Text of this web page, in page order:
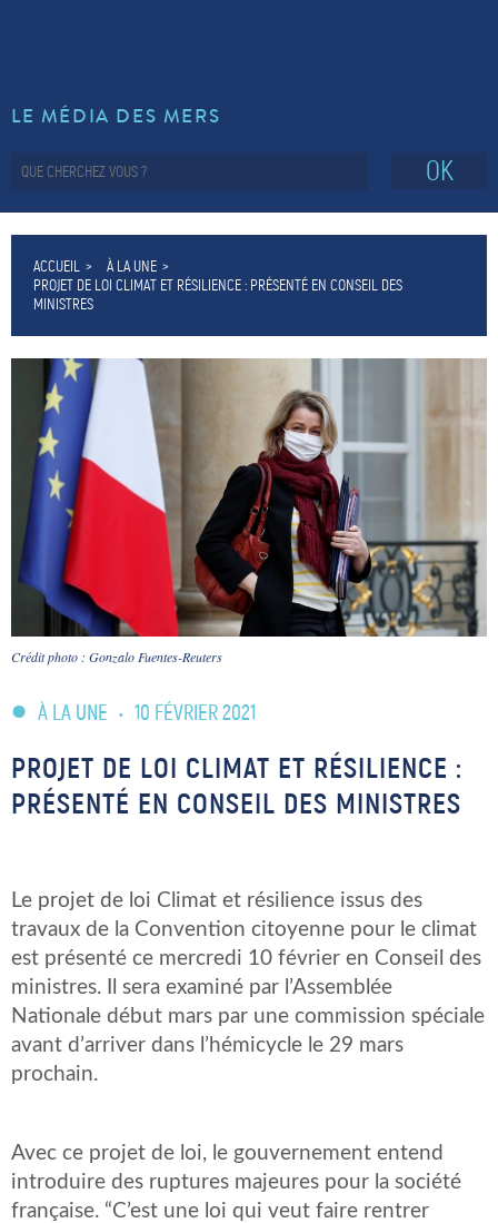
LE MÉDIA DES MERS
OK
ACCUEIL
À LA UNE
PROJET DE LOI CLIMAT ET RÉSILIENCE : PRÉSENTÉ EN CONSEIL DES
MINISTRES
Crédit photo : Gonzalo Fuentes-Reuters
À LA UNE • 10 FÉVRIER 2021
PROJET DE LOI CLIMAT ET RÉSILIENCE :
PRÉSENTÉ EN CONSEIL DES MINISTRES
Le projet de loi Climat et résilience issus des
travaux de la Convention citoyenne pour le climat
est présenté ce mercredi 10 février en Conseil des
ministres. Il sera examiné par l’Assemblée
Nationale début mars par une commission spéciale
avant d’arriver dans l’hémicycle le 29 mars
prochain.
Avec ce projet de loi, le gouvernement entend
introduire des ruptures majeures pour la société
française. “C’est une loi qui veut faire rentrer